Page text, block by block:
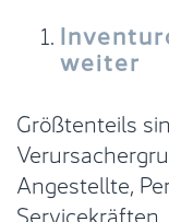
weiter
Größtenteils
Angestellte,